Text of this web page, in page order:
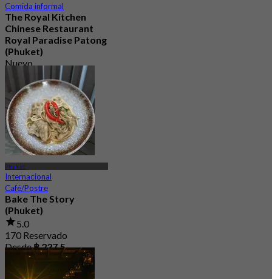
Comida informal
The Royal Kitchen
Chinese Restaurant
Royal Paradise Patong
(Phuket)
Nuevo
Desde฿ 750
Phuket
Internacional
Café/Postre
Bake The Story
(Phuket)
5.0
170 Reservado
Desde฿ 237.5